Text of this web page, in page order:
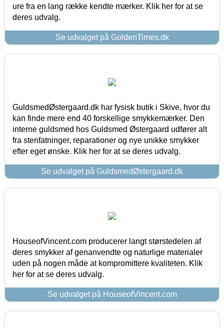
ure fra en lang række kendte mærker. Klik her for at se
deres udvalg.
Se udvalget på GoldenTimes.dk
GuldsmedØstergaard.dk har fysisk butik i Skive, hvor du
kan finde mere end 40 forskellige smykkemærker. Den
interne guldsmed hos Guldsmed Østergaard udfører alt
fra stenfatninger, reparationer og nye unikke smykker
efter eget ønske. Klik her for at se deres udvalg.
Se udvalget på GuldsmedØstergaard.dk
HouseofVincent.com producerer langt størstedelen af
deres smykker af genanvendte og naturlige materialer
uden på nogen måde at kompromittere kvaliteten. Klik
her for at se deres udvalg.
Se udvalget på HouseofVincent.com